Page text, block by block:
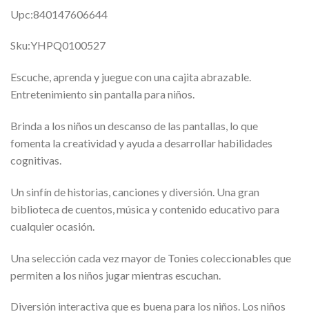
Upc:840147606644
Sku:YHPQ0100527
Escuche, aprenda y juegue con una cajita abrazable.
Entretenimiento sin pantalla para niños.
Brinda a los niños un descanso de las pantallas, lo que
fomenta la creatividad y ayuda a desarrollar habilidades
cognitivas.
Un sinfín de historias, canciones y diversión. Una gran
biblioteca de cuentos, música y contenido educativo para
cualquier ocasión.
Una selección cada vez mayor de Tonies coleccionables que
permiten a los niños jugar mientras escuchan.
Diversión interactiva que es buena para los niños. Los niños